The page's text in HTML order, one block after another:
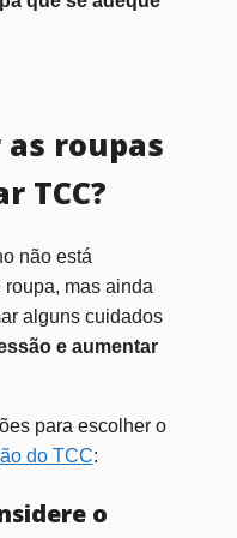
as roupas
TCC?
não está
mas ainda
alguns cuidados
e aumentar
para escolher o
do TCC:
o